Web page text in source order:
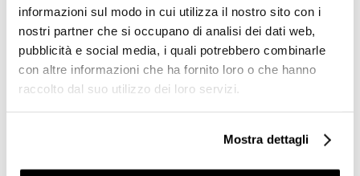
informazioni sul modo in cui utilizza il nostro sito con i
nostri partner che si occupano di analisi dei dati web,
pubblicità e social media, i quali potrebbero combinarle
con altre informazioni che ha fornito loro o che hanno
raccolto dal suo utilizzo dei loro servizi.
Mostra dettagli